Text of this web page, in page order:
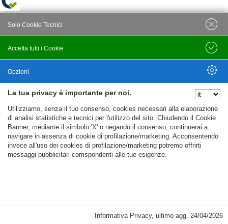
La tua privacy è importante per noi.
Utilizziamo, senza il tuo consenso, cookies necessari alla elaborazione
di analisi statistiche e tecnici per l'utilizzo del sito. Chiudendo il Cookie
Banner, mediante il simbolo 'X' o negando il consenso, continuerai a
navigare in assenza di cookie di profilazione/marketing. Acconsentendo
invece all'uso dei cookies di profilazione/marketing potremo offrirti
messaggi pubblicitari corrispondenti alle tue esigenze.
Cookie Necessari, Tecnici di Sessione
Accetta tutti i Cookie
Solo Cookie Tecnici
Salva
Opzioni
Nascondi Opzioni
Informativa Privacy, ultimo agg. 24/04/2026